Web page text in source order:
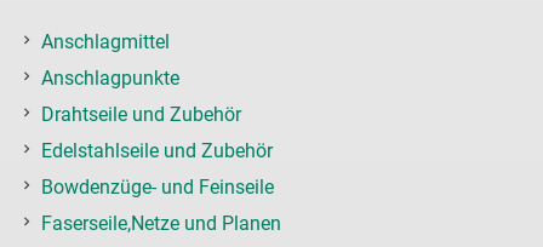
Anschlagmittel
Anschlagpunkte
Drahtseile und Zubehör
Edelstahlseile und Zubehör
Bowdenzüge- und Feinseile
Faserseile,Netze und Planen